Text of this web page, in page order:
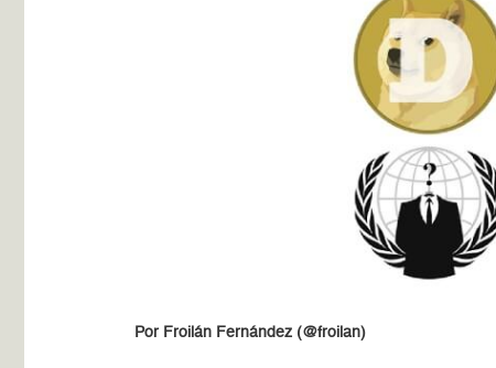
Por Froilán Fernández (@froilan)